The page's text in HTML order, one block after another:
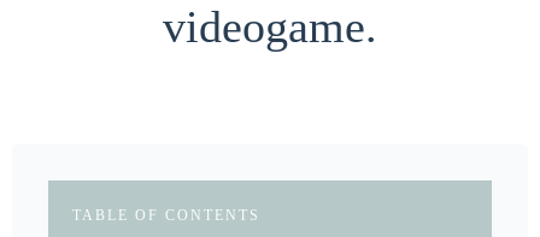
videogame.
TABLE OF CONTENTS